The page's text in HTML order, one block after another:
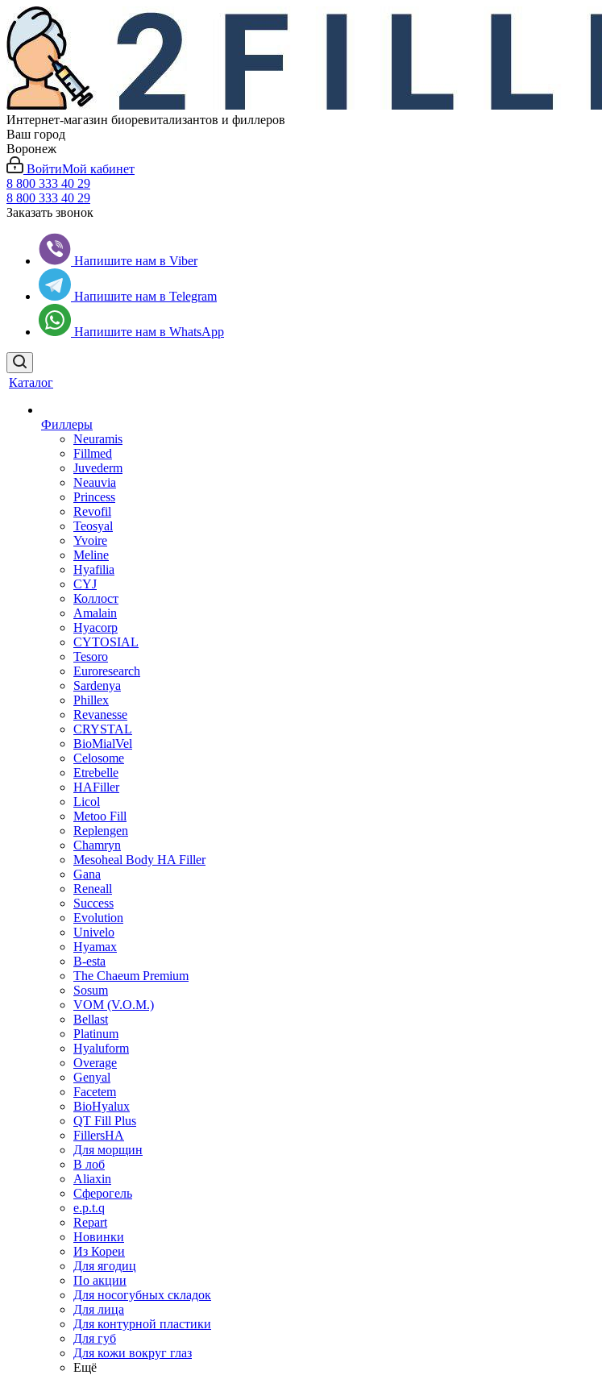
Интернет-магазин биоревитализантов и филлеров
Ваш город
Воронеж
ВойтиМой кабинет
8 800 333 40 29
8 800 333 40 29
Заказать звонок
Напишите нам в Viber
Напишите нам в Telegram
Напишите нам в WhatsApp
Каталог
Филлеры
Neuramis
Fillmed
Juvederm
Neauvia
Princess
Revofil
Teosyal
Yvoire
Meline
Hyafilia
CYJ
Коллост
Amalain
Hyacorp
CYTOSIAL
Tesoro
Euroresearch
Sardenya
Phillex
Revanesse
CRYSTAL
BioMialVel
Celosome
Etrebelle
HAFiller
Licol
Metoo Fill
Replengen
Chamryn
Mesoheal Body HA Filler
Gana
Reneall
Success
Evolution
Univelo
Hyamax
B-esta
The Chaeum Premium
Sosum
VOM (V.O.M.)
Bellast
Platinum
Hyaluform
Overage
Genyal
Facetem
BioHyalux
QT Fill Plus
FillersHA
Для морщин
В лоб
Aliaxin
Сферогель
e.p.t.q
Repart
Новинки
Из Кореи
Для ягодиц
По акции
Для носогубных складок
Для лица
Для контурной пластики
Для губ
Для кожи вокруг глаз
Ещё